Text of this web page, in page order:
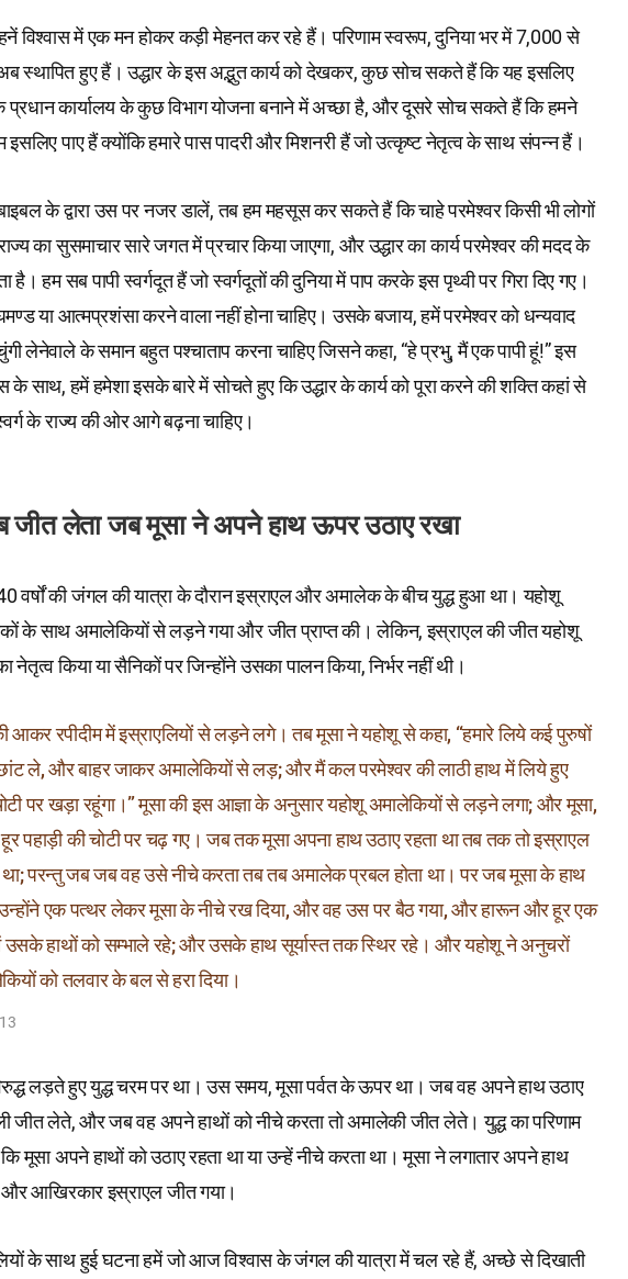
विश्वास में एक मन होकर कड़ी मेहनत कर रहे हैं। परिणाम स्वरूप, दुनिया भर में 7,000 से
स्थापित हुए हैं। उद्धार के इस अद्भुत कार्य को देखकर, कुछ सोच सकते हैं कि यह इसलिए
कार्यालय के कुछ विभाग योजना बनाने में अच्छा है, और दूसरे सोच सकते हैं कि हमने
इसलिए पाए हैं क्योंकि हमारे पास पादरी और मिशनरी हैं जो उत्कृष्ट नेतृत्व के साथ संपन्न हैं।
के द्वारा उस पर नजर डालें, तब हम महसूस कर सकते हैं कि चाहे परमेश्वर किसी भी लोगों
का सुसमाचार सारे जगत में प्रचार किया जाएगा, और उद्धार का कार्य परमेश्वर की मदद के
है। हम सब पापी स्वर्गदूत हैं जो स्वर्गदूतों की दुनिया में पाप करके इस पृथ्वी पर गिरा दिए गए।
या आत्मप्रशंसा करने वाला नहीं होना चाहिए। उसके बजाय, हमें परमेश्वर को धन्यवाद
लेनेवाले के समान बहुत पश्चाताप करना चाहिए जिसने कहा, “हे प्रभु, मैं एक पापी हूं!” इस
के साथ, हमें हमेशा इसके बारे में सोचते हुए कि उद्धार के कार्य को पूरा करने की शक्ति कहां से
के राज्य की ओर आगे बढ़ना चाहिए।
जीत लेता जब मूसा ने अपने हाथ ऊपर उठाए रखा
वर्षों की जंगल की यात्रा के दौरान इस्राएल और अमालेक के बीच युद्ध हुआ था। यहोशू
के साथ अमालेकियों से लड़ने गया और जीत प्राप्त की। लेकिन, इस्राएल की जीत यहोशू
नेतृत्व किया या सैनिकों पर जिन्होंने उसका पालन किया, निर्भर नहीं थी।
आकर रपीदीम में इस्राएलियों से लड़ने लगे। तब मूसा ने यहोशू से कहा, “हमारे लिये कई पुरुषों
ले, और बाहर जाकर अमालेकियों से लड़; और मैं कल परमेश्वर की लाठी हाथ में लिये हुए
पर खड़ा रहूंगा।” मूसा की इस आज्ञा के अनुसार यहोशू अमालेकियों से लड़ने लगा; और मूसा,
पहाड़ी की चोटी पर चढ़ गए। जब तक मूसा अपना हाथ उठाए रहता था तब तक तो इस्राएल
था; परन्तु जब जब वह उसे नीचे करता तब तब अमालेक प्रबल होता था। पर जब मूसा के हाथ
एक पत्थर लेकर मूसा के नीचे रख दिया, और वह उस पर बैठ गया, और हारून और हूर एक
हाथों को सम्भाले रहे; और उसके हाथ सूर्यास्त तक स्थिर रहे। और यहोशू ने अनुचरों
को तलवार के बल से हरा दिया।
लड़ते हुए युद्ध चरम पर था। उस समय, मूसा पर्वत के ऊपर था। जब वह अपने हाथ उठाए
जीत लेते, और जब वह अपने हाथों को नीचे करता तो अमालेकी जीत लेते। युद्ध का परिणाम
कि मूसा अपने हाथों को उठाए रहता था या उन्हें नीचे करता था। मूसा ने लगातार अपने हाथ
आखिरकार इस्राएल जीत गया।
के साथ हुई घटना हमें जो आज विश्वास के जंगल की यात्रा में चल रहे हैं, अच्छे से दिखाती